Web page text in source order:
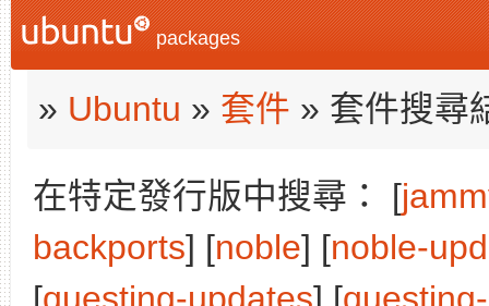
packages
» Ubuntu » 套件 » 套件搜尋
在特定發行版中搜尋： [
backports] [noble] [noble-